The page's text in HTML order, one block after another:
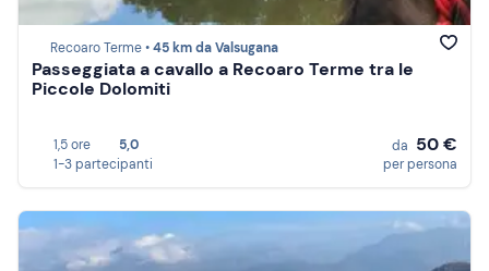
Recoaro Terme •45 km da Valsugana
Passeggiata a cavallo a Recoaro Terme tra le
Piccole Dolomiti
1,5 ore
5,0
1-3 partecipanti
da 50 €
per persona